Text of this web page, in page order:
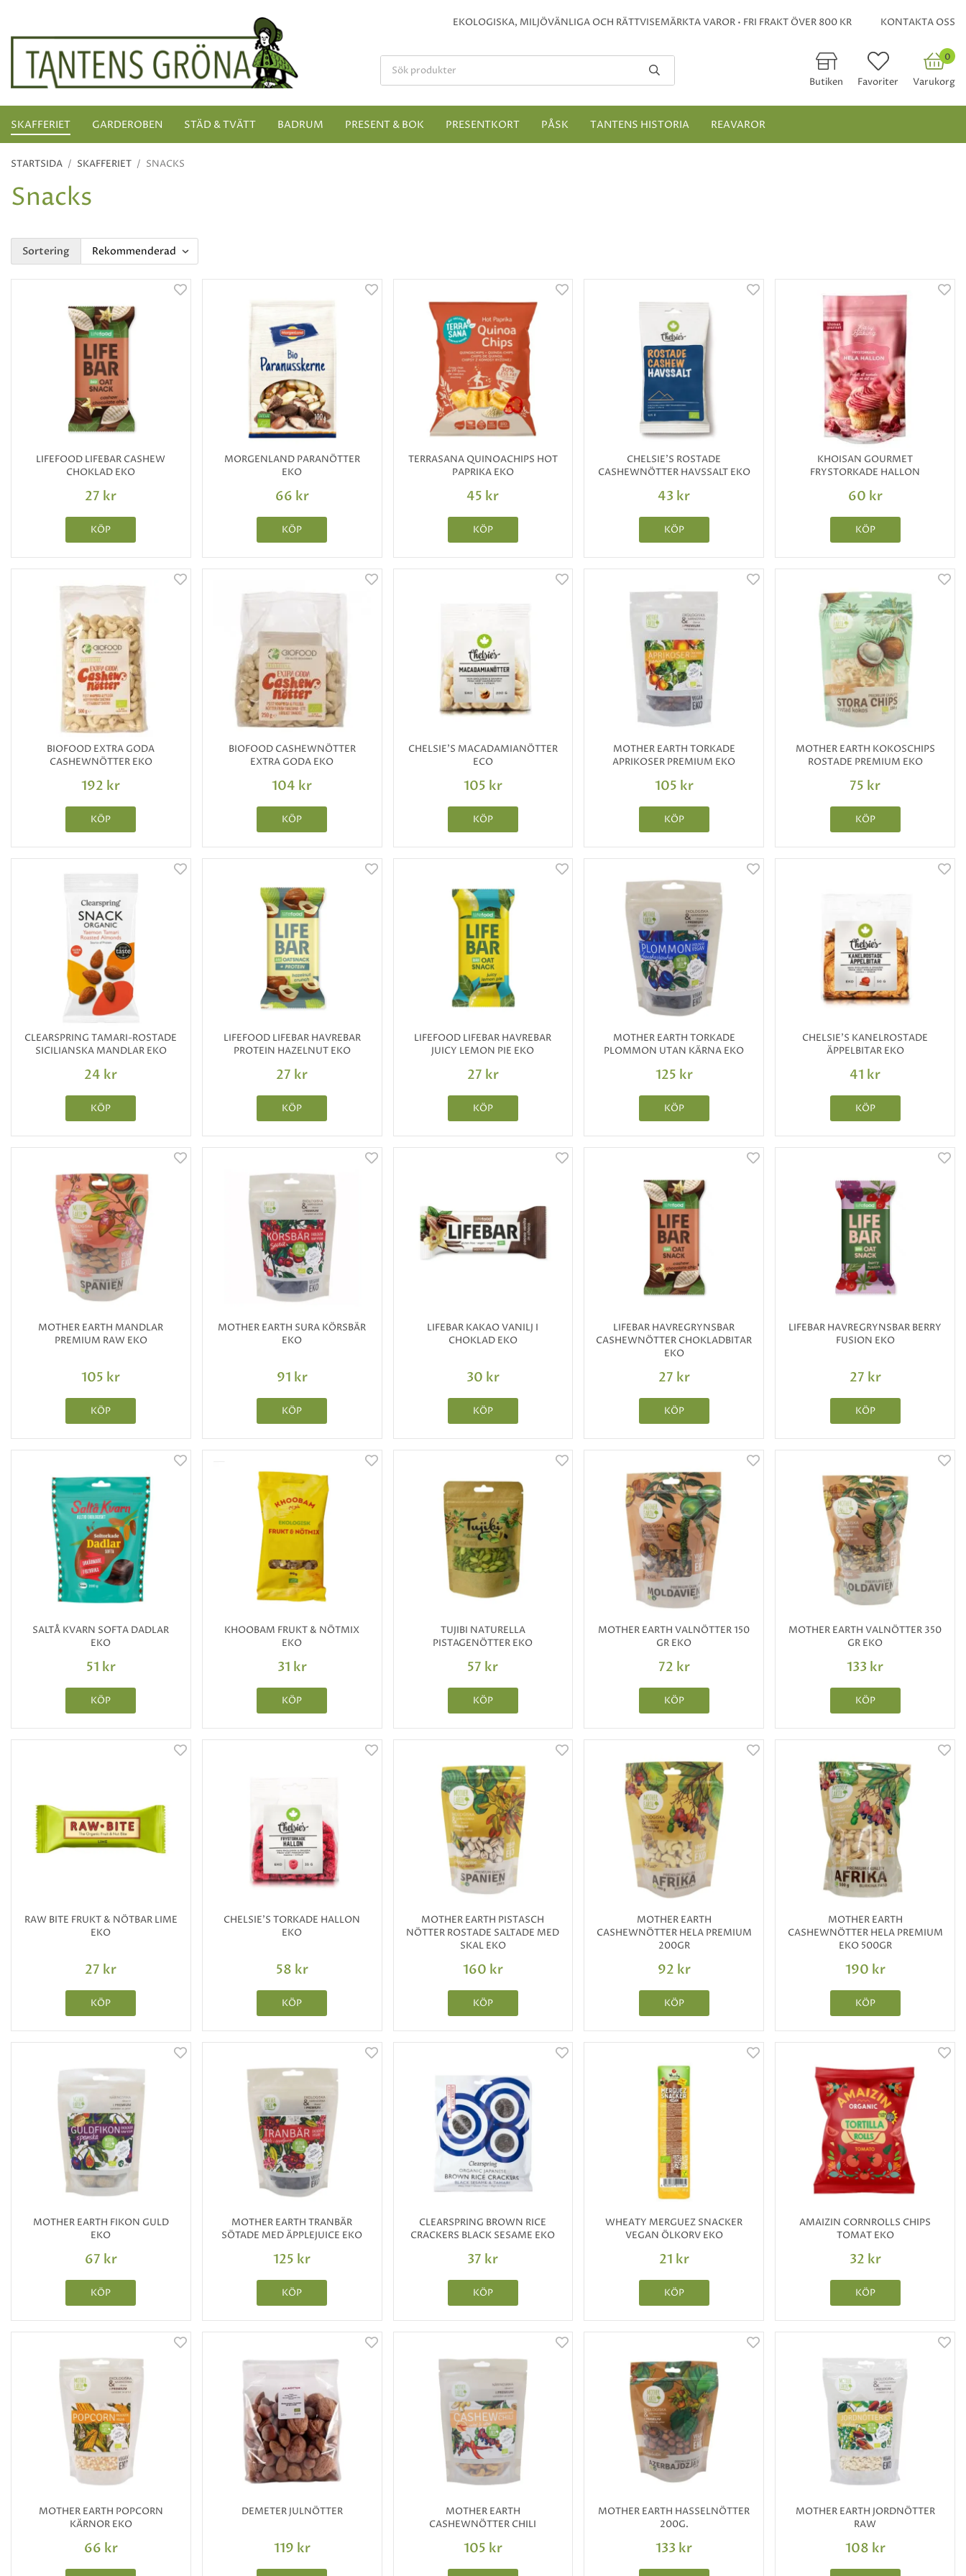
EKOLOGISKA, MILJÖVÄNLIGA OCH RÄTTVISEMÄRKTA VAROR • FRI FRAKT ÖVER 800 KR KONTAKTA OSS
Butiken Favoriter
0
Varukorg
SKAFFERIET GARDEROBEN STÄD & TVÄTT BADRUM PRESENT & BOK PRESENTKORT PÅSK TANTENS HISTORIA REAVAROR
STARTSIDA / SKAFFERIET / SNACKS
Snacks
Sortering
LIFEFOOD LIFEBAR CASHEW
CHOKLAD EKO
27 kr
KÖP
MORGENLAND PARANÖTTER
EKO
66 kr
KÖP
TERRASANA QUINOACHIPS HOT
PAPRIKA EKO
45 kr
KÖP
CHELSIE'S ROSTADE
CASHEWNÖTTER HAVSSALT EKO
43 kr
KÖP
KHOISAN GOURMET
FRYSTORKADE HALLON
60 kr
KÖP
BIOFOOD EXTRA GODA
CASHEWNÖTTER EKO
192 kr
KÖP
BIOFOOD CASHEWNÖTTER
EXTRA GODA EKO
104 kr
KÖP
CHELSIE'S MACADAMIANÖTTER
ECO
105 kr
KÖP
MOTHER EARTH TORKADE
APRIKOSER PREMIUM EKO
105 kr
KÖP
MOTHER EARTH KOKOSCHIPS
ROSTADE PREMIUM EKO
75 kr
KÖP
CLEARSPRING TAMARI-ROSTADE
SICILIANSKA MANDLAR EKO
24 kr
KÖP
LIFEFOOD LIFEBAR HAVREBAR
PROTEIN HAZELNUT EKO
27 kr
KÖP
LIFEFOOD LIFEBAR HAVREBAR
JUICY LEMON PIE EKO
27 kr
KÖP
MOTHER EARTH TORKADE
PLOMMON UTAN KÄRNA EKO
125 kr
KÖP
CHELSIE'S KANELROSTADE
ÄPPELBITAR EKO
41 kr
KÖP
MOTHER EARTH MANDLAR
PREMIUM RAW EKO
105 kr
KÖP
MOTHER EARTH SURA KÖRSBÄR
EKO
91 kr
KÖP
LIFEBAR KAKAO VANILJ I
CHOKLAD EKO
30 kr
KÖP
LIFEBAR HAVREGRYNSBAR
CASHEWNÖTTER CHOKLADBITAR
EKO
27 kr
KÖP
LIFEBAR HAVREGRYNSBAR BERRY
FUSION EKO
27 kr
KÖP
SALTÅ KVARN SOFTA DADLAR
EKO
51 kr
KÖP
KHOOBAM FRUKT & NÖTMIX
EKO
31 kr
KÖP
TUJIBI NATURELLA
PISTAGENÖTTER EKO
57 kr
KÖP
MOTHER EARTH VALNÖTTER 150
GR EKO
72 kr
KÖP
MOTHER EARTH VALNÖTTER 350
GR EKO
133 kr
KÖP
RAW BITE FRUKT & NÖTBAR LIME
EKO
27 kr
KÖP
CHELSIE'S TORKADE HALLON
EKO
58 kr
KÖP
MOTHER EARTH PISTASCH
NÖTTER ROSTADE SALTADE MED
SKAL EKO
160 kr
KÖP
MOTHER EARTH
CASHEWNÖTTER HELA PREMIUM
200GR
92 kr
KÖP
MOTHER EARTH
CASHEWNÖTTER HELA PREMIUM
EKO 500GR
190 kr
KÖP
MOTHER EARTH FIKON GULD
EKO
67 kr
KÖP
MOTHER EARTH TRANBÄR
SÖTADE MED ÄPPLEJUICE EKO
125 kr
KÖP
CLEARSPRING BROWN RICE
CRACKERS BLACK SESAME EKO
37 kr
KÖP
WHEATY MERGUEZ SNACKER
VEGAN ÖLKORV EKO
21 kr
KÖP
AMAIZIN CORNROLLS CHIPS
TOMAT EKO
32 kr
KÖP
MOTHER EARTH POPCORN
KÄRNOR EKO
66 kr
DEMETER JULNÖTTER
119 kr
MOTHER EARTH
CASHEWNÖTTER CHILI
105 kr
MOTHER EARTH HASSELNÖTTER
200G.
133 kr
MOTHER EARTH JORDNÖTTER
RAW
108 kr